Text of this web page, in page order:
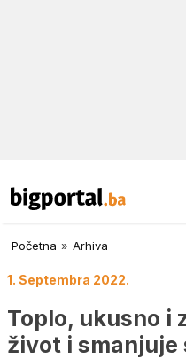
Početna » Arhiva
1. Septembra 2022.
Toplo, ukusno i
život i smanjuje